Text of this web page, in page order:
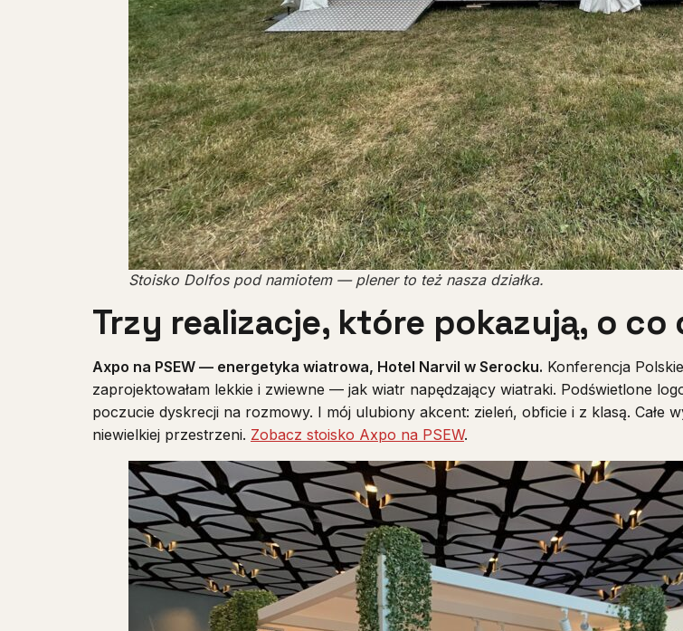
Stoisko Dolfos pod namiotem — plener to też nasza działka.
Trzy realizacje, które pokazują, o co
Axpo na PSEW — energetyka wiatrowa, Hotel Narvil w Serocku. Konferencja
zaprojektowałam lekkie i zwiewne — jak wiatr napędzający wiatraki. Podświetlone
poczucie dyskrecji na rozmowy. I mój ulubiony akcent: zieleń, obficie i z klasą.
niewielkiej przestrzeni. Zobacz stoisko Axpo na PSEW.